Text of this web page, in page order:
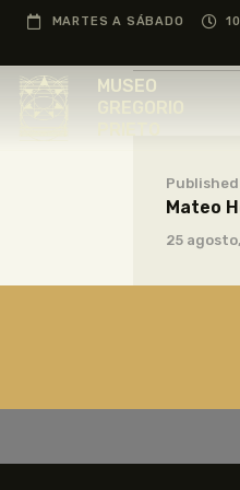
MARTES A SÁBADO
MUSEO
Mateo
25